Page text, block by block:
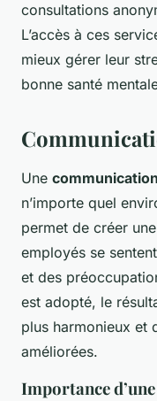
consultations
L’accès à ces
mieux gérer leur
bonne santé
Une
n’importe quel
permet de créer
employés se
et des
est adopté, le
plus harmonieux et
améliorées.
Importance